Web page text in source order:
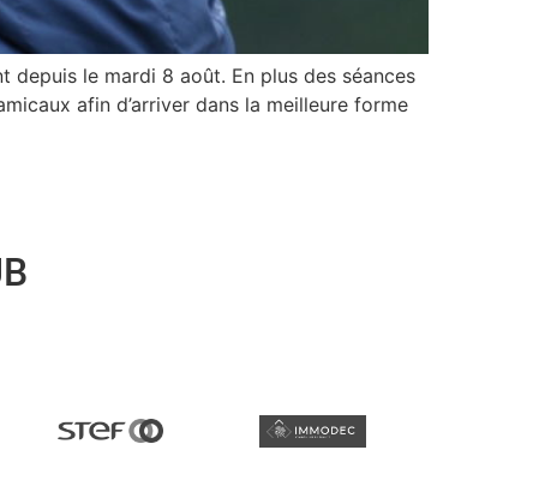
depuis le mardi 8 août. En plus des séances
afin d’arriver dans la meilleure forme